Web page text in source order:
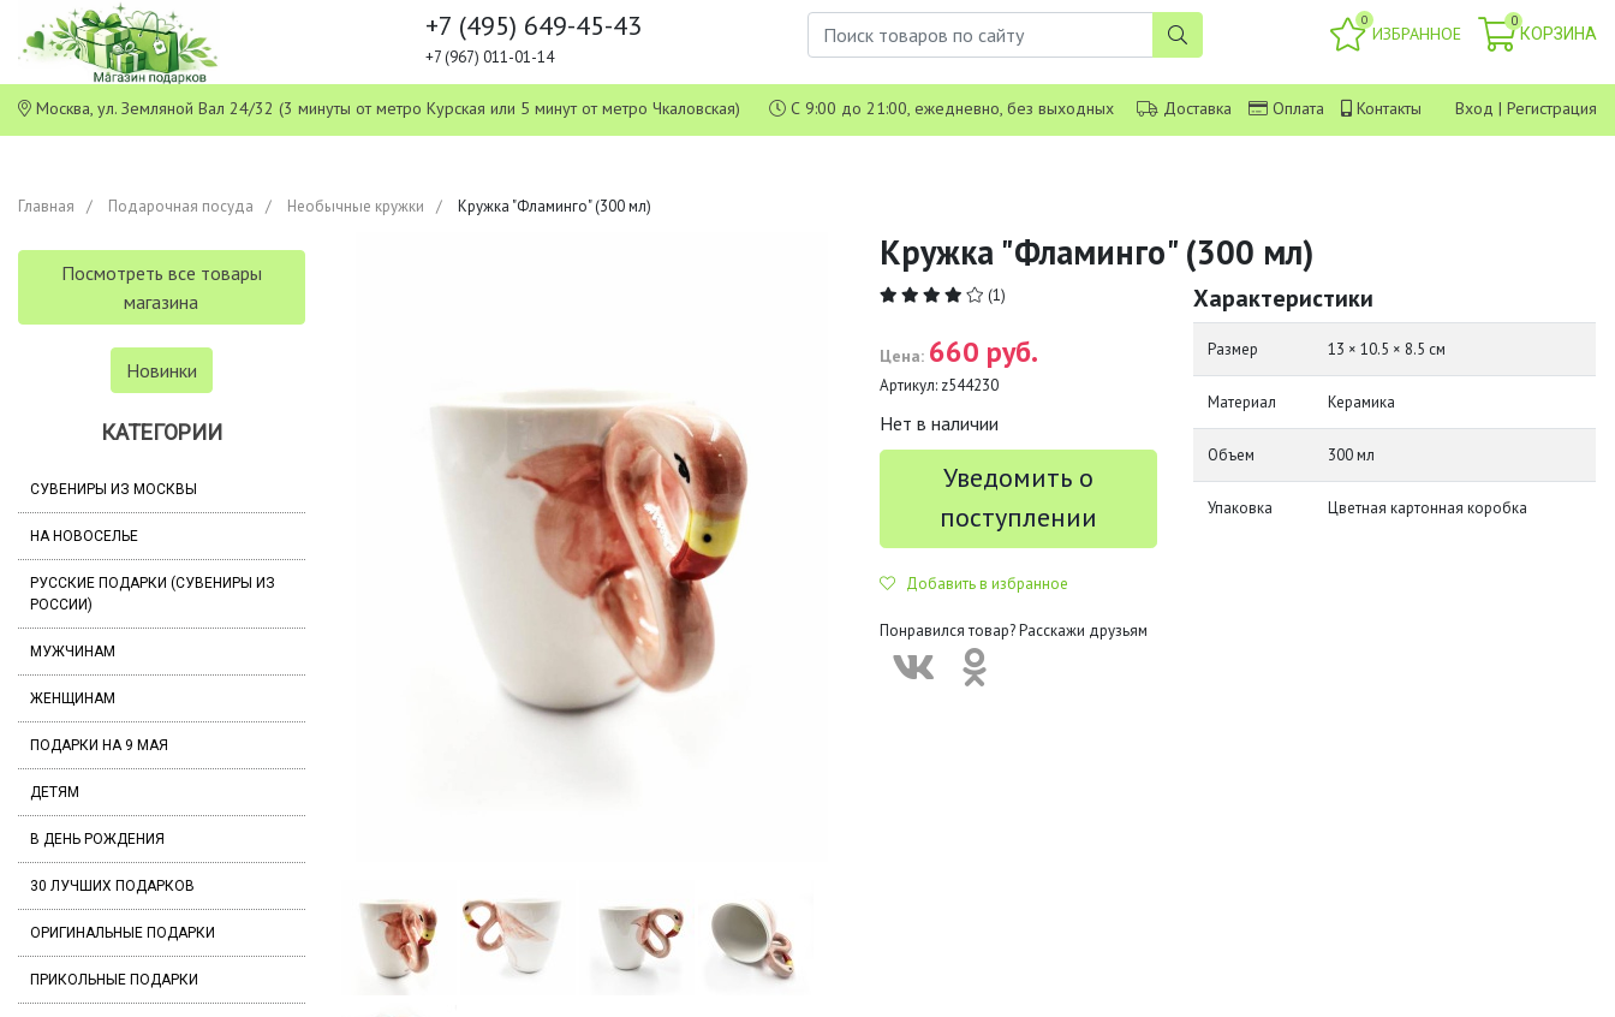
+7 (495) 649-45-43
+7 (967) 011-01-14
0
ИЗБРАННОЕ
0
КОРЗИНА
Москва, ул. Земляной Вал 24/32 (3 минуты от метро Курская или 5 минут от метро Чкаловская) С 9:00 до 21:00, ежедневно, без выходных Доставка Оплата Контакты Вход | Регистрация
Главная Подарочная посуда Необычные кружки Кружка "Фламинго" (300 мл)
Посмотреть все товары
магазина
Новинки
КАТЕГОРИИ
СУВЕНИРЫ ИЗ МОСКВЫ
НА НОВОСЕЛЬЕ
РУССКИЕ ПОДАРКИ (СУВЕНИРЫ ИЗ
РОССИИ)
МУЖЧИНАМ
ЖЕНЩИНАМ
ПОДАРКИ НА 9 МАЯ
ДЕТЯМ
В ДЕНЬ РОЖДЕНИЯ
30 ЛУЧШИХ ПОДАРКОВ
ОРИГИНАЛЬНЫЕ ПОДАРКИ
ПРИКОЛЬНЫЕ ПОДАРКИ
Кружка "Фламинго" (300 мл)
(1)
Цена: 660 руб.
Артикул: z544230
Нет в наличии
Уведомить о
поступлении
Добавить в избранное
Понравился товар? Расскажи друзьям
Характеристики
Размер 13 × 10.5 × 8.5 см
Материал Керамика
Объем 300 мл
Упаковка Цветная картонная коробка